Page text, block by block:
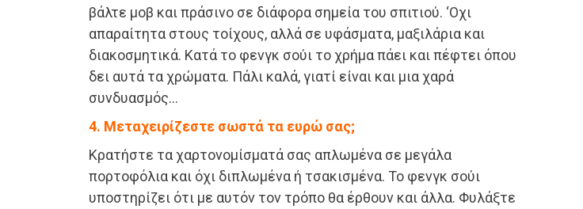
βάλτε μοβ και πράσινο σε διάφορα σημεία του σπιτιού. ‘Οχι
απαραίτητα στους τοίχους, αλλά σε υφάσματα, μαξιλάρια και
διακοσμητικά. Κατά το φενγκ σούι το χρήμα πάει και πέφτει όπου
δει αυτά τα χρώματα. Πάλι καλά, γιατί είναι και μια χαρά
συνδυασμός…
4. Μεταχειρίζεστε σωστά τα ευρώ σας;
Κρατήστε τα χαρτονομίσματά σας απλωμένα σε μεγάλα
πορτοφόλια και όχι διπλωμένα ή τσακισμένα. Το φενγκ σούι
υποστηρίζει ότι με αυτόν τον τρόπο θα έρθουν και άλλα. Φυλάξτε